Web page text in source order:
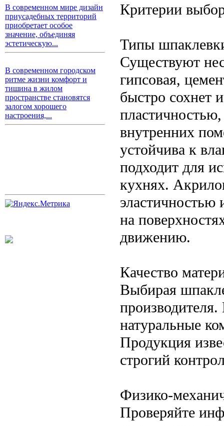
В современном мире дизайн
приусадебных территорий
приобретает особое
значение, объединяя
эстетическую...
В современном городском
ритме жизни комфорт и
тишина в жилом
пространстве становятся
залогом хорошего
настроения,...
Критерии
Типы
Существуют
гипсовая,
быстро сохнет
внутренних
устойчива к
подходит для
кухнях.
эластичностью
на
движению.
Качество
Выбирая
натуральные
Продукция
строгий
Физико-
Проверяйте